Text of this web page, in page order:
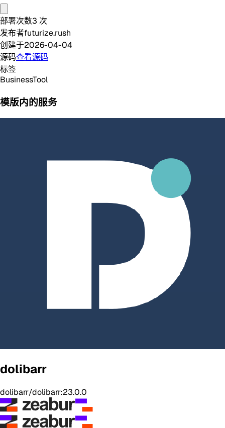
部署次数3 次
发布者futurize.rush
创建于2026-04-04
源码查看源码
标签
BusinessTool
模版内的服务
dolibarr
dolibarr/dolibarr:23.0.0